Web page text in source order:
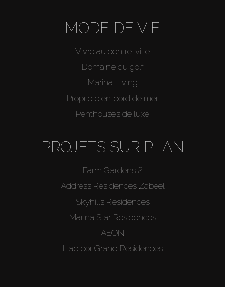
MODE DE VIE
Vivre au centre-ville
Domaine du golf
Marina Living
Propriété en bord de mer
Penthouses de luxe
PROJETS SUR PLAN
Farm Gardens 2
Address Residences Zabeel
Skyhills Residences
Marina Star Residences
AEON
Habtoor Grand Residences